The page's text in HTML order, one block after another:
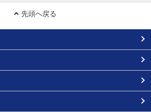
先頭へ戻る